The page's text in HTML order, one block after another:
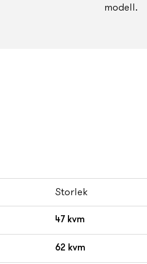
modell.
Storlek
47 kvm
62 kvm